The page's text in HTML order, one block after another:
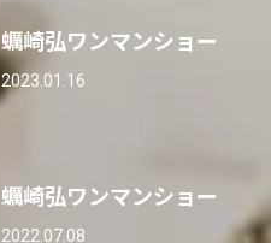
蠣崎弘ワンマンショー
2023.01.16
蠣崎弘ワンマンショー
2022.07.08